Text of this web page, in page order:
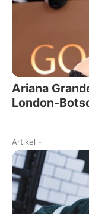
Ariana
London-
Artikel -